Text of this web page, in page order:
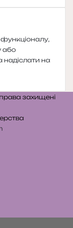
функціоналу,
або
на
захищені